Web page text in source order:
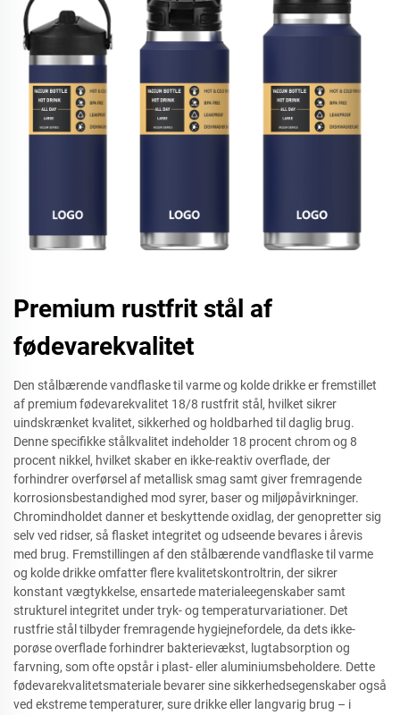
Premium rustfrit stål af
fødevarekvalitet
Den stålbærende vandflaske til varme og kolde drikke er fremstillet
af premium fødevarekvalitet 18/8 rustfrit stål, hvilket sikrer
uindskrænket kvalitet, sikkerhed og holdbarhed til daglig brug.
Denne specifikke stålkvalitet indeholder 18 procent chrom og 8
procent nikkel, hvilket skaber en ikke-reaktiv overflade, der
forhindrer overførsel af metallisk smag samt giver fremragende
korrosionsbestandighed mod syrer, baser og miljøpåvirkninger.
Chromindholdet danner et beskyttende oxidlag, der genopretter sig
selv ved ridser, så flasket integritet og udseende bevares i årevis
med brug. Fremstillingen af den stålbærende vandflaske til varme
og kolde drikke omfatter flere kvalitetskontroltrin, der sikrer
konstant vægtykkelse, ensartede materialeegenskaber samt
strukturel integritet under tryk- og temperaturvariationer. Det
rustfrie stål tilbyder fremragende hygiejnefordele, da dets ikke-
porøse overflade forhindrer bakterievækst, lugtabsorption og
farvning, som ofte opstår i plast- eller aluminiumsbeholdere. Dette
fødevarekvalitetsmateriale bevarer sine sikkerhedsegenskaber også
ved ekstreme temperaturer, sure drikke eller langvarig brug – i